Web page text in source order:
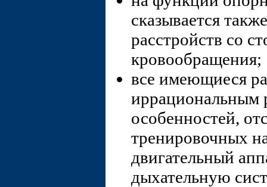
сказывается
расстройств со
кровообращения;
все имеющиеся
иррациональным
особенностей,
тренировочных
двигательный
дыхательную